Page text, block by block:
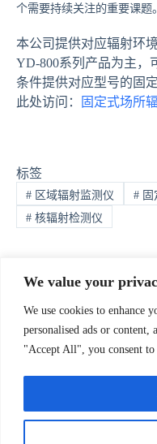
We value your
We use cookies to enhance
personalised ads or
"Accept All", you consent to
个需要持续关注的重要课题。
本公司提供对应辐射环
YD-800系列产品为主，
条件提供对应型号的固
此处访问：
固定式场所
标签
#区域辐射监测仪 #固
#核辐射检测仪
上一篇：
我们Contact Us:电话(Tel)
（Wechat）